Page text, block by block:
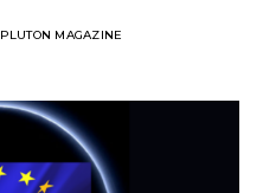
PLUTON MAGAZINE